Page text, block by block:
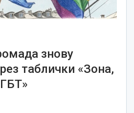
знову
таблички «Зона,